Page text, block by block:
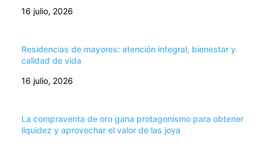
16 julio, 2026
Residencias de mayores: atención integral, bienestar y
calidad de vida
16 julio, 2026
La compraventa de oro gana protagonismo para obtener
liquidez y aprovechar el valor de las joya